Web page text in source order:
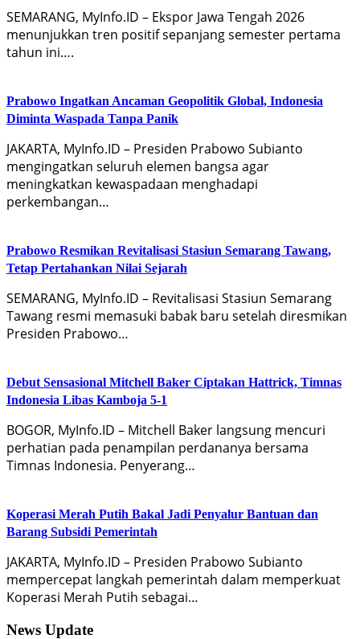
SEMARANG, MyInfo.ID – Ekspor Jawa Tengah 2026
menunjukkan tren positif sepanjang semester pertama
tahun ini….
Prabowo Ingatkan Ancaman Geopolitik Global, Indonesia
Diminta Waspada Tanpa Panik
JAKARTA, MyInfo.ID – Presiden Prabowo Subianto
mengingatkan seluruh elemen bangsa agar
meningkatkan kewaspadaan menghadapi
perkembangan…
Prabowo Resmikan Revitalisasi Stasiun Semarang Tawang,
Tetap Pertahankan Nilai Sejarah
SEMARANG, MyInfo.ID – Revitalisasi Stasiun Semarang
Tawang resmi memasuki babak baru setelah diresmikan
Presiden Prabowo…
Debut Sensasional Mitchell Baker Ciptakan Hattrick, Timnas
Indonesia Libas Kamboja 5-1
BOGOR, MyInfo.ID – Mitchell Baker langsung mencuri
perhatian pada penampilan perdananya bersama
Timnas Indonesia. Penyerang…
Koperasi Merah Putih Bakal Jadi Penyalur Bantuan dan
Barang Subsidi Pemerintah
JAKARTA, MyInfo.ID – Presiden Prabowo Subianto
mempercepat langkah pemerintah dalam memperkuat
Koperasi Merah Putih sebagai…
News Update